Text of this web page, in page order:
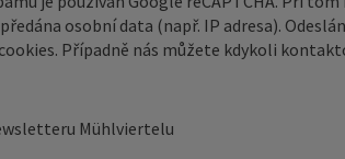
osobní data (např. IP adresa).
Případně nás můžete kdykoli
Mühlviertelu